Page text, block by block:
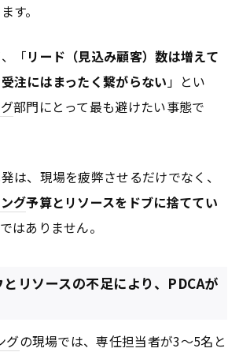
す。
「リード（見込み顧客）数は増えて
注にはまったく繋がらない」とい
部門にとって最も避けたい事態で
は、現場を疲弊させるだけでなく、
グ予算とリソースをドブに捨ててい
はありません。
リソースの不足により、PDCAが
グの現場では、専任担当者が3〜5名と